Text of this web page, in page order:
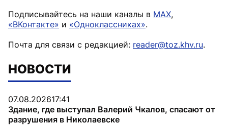
Подписывайтесь на наши каналы в MAX,
«ВКонтакте» и «Одноклассниках».
Почта для связи с редакцией: reader@toz.khv.ru.
НОВОСТИ
07.08.202617:41
Здание, где выступал Валерий Чкалов, спасают от
разрушения в Николаевске